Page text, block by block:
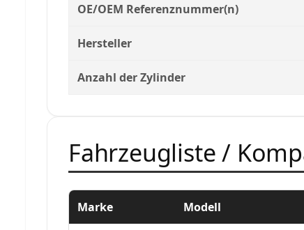
OE/OEM Referenznummer(n)
Hersteller
Anzahl der Zylinder
Fahrzeugliste /
Marke Modell